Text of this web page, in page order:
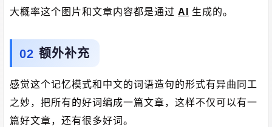
大概率这个图片和文章内容都是通过 AI 生成的。
额外补充
感觉这个记忆模式和中文的词语造句的形式有异曲同工
之妙，把所有的好词编成一篇文章，这样不仅可以有一
篇好文章，还有很多好词。